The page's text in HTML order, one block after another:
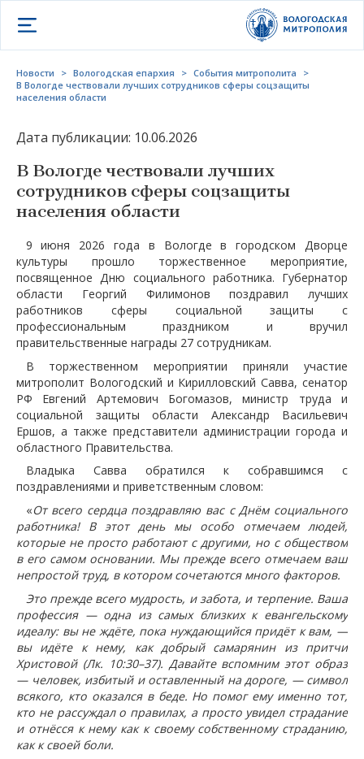
Открыть меню
Новости > Вологодская епархия > События митрополита
>
В Вологде чествовали лучших сотрудников сферы соцзащиты
населения области
Дата публикации: 10.06.2026
В Вологде чествовали лучших
сотрудников сферы соцзащиты
населения области
9 июня 2026 года в Вологде в городском Дворце
культуры прошло торжественное мероприятие,
посвященное Дню социального работника. Губернатор
области Георгий Филимонов поздравил лучших
работников сферы социальной защиты с
профессиональным праздником и вручил
правительственные награды 27 сотрудникам.
В торжественном мероприятии приняли участие
митрополит Вологодский и Кирилловский Савва, сенатор
РФ Евгений Артемович Богомазов, министр труда и
социальной защиты области Александр Васильевич
Ершов, а также представители администрации города и
областного Правительства.
Владыка Савва обратился к собравшимся с
поздравлениями и приветственным словом:
«От всего сердца поздравляю вас с Днём социального
работника! В этот день мы особо отмечаем людей,
которые не просто работают с другими, но с обществом
в его самом основании. Мы прежде всего отмечаем ваш
непростой труд, в котором сочетаются много факторов.
Это прежде всего мудрость, и забота, и терпение. Ваша
профессия — одна из самых близких к евангельскому
идеалу: вы не ждёте, пока нуждающийся придёт к вам, —
вы идёте к нему, как добрый самарянин из притчи
Христовой (Лк. 10:30–37). Давайте вспомним этот образ
— человек, избитый и оставленный на дороге, — символ
всякого, кто оказался в беде. Но помог ему именно тот,
кто не рассуждал о правилах, а просто увидел страдание
и отнёсся к нему как к своему собственному страданию,
как к своей боли.